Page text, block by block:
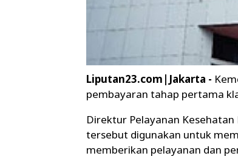
Liputan23.com|Jakarta -
pembayaran tahap pertama
Direktur Pelayanan
tersebut digunakan untuk
memberikan pelayanan dan